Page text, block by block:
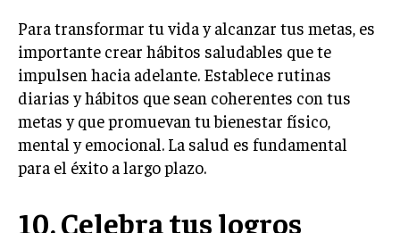
Para transformar tu vida y alcanzar tus metas, es
importante crear hábitos saludables que te
impulsen hacia adelante. Establece rutinas
diarias y hábitos que sean coherentes con tus
metas y que promuevan tu bienestar físico,
mental y emocional. La salud es fundamental
para el éxito a largo plazo.
10. Celebra tus logros